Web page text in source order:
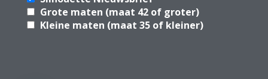
Grote maten (maat 42 of groter)
Kleine maten (maat 35 of kleiner)